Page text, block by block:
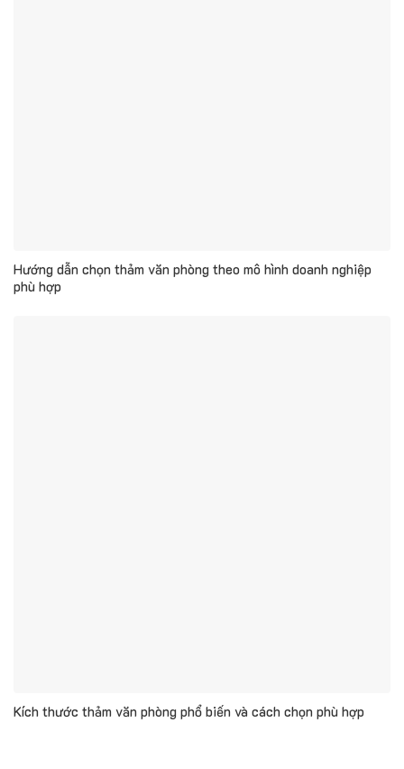
Hướng dẫn chọn thảm văn phòng theo mô hình doanh nghiệp
phù hợp
Kích thước thảm văn phòng phổ biến và cách chọn phù hợp